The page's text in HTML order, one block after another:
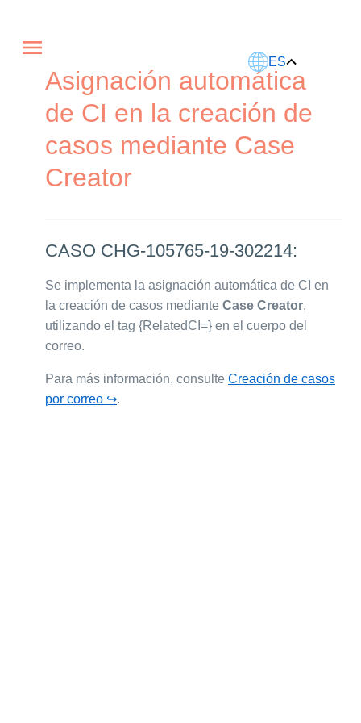
ES
Asignación automática
de CI en la creación de
casos mediante Case
Creator
CASO CHG-105765-19-302214:
Se implementa la asignación automática de CI en
la creación de casos mediante Case Creator,
utilizando el tag {RelatedCI=} en el cuerpo del
correo.
Para más información, consulte Creación de casos
por correo ↪.